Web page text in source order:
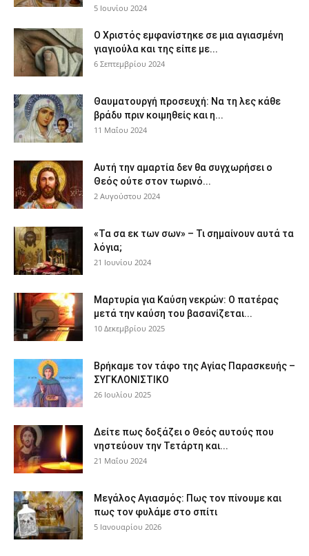
5 Ιουνίου 2024
Ο Χριστός εμφανίστηκε σε μια αγιασμένη
γιαγιούλα και της είπε με...
6 Σεπτεμβρίου 2024
Θαυματουργή προσευχή: Να τη λες κάθε
βράδυ πριν κοιμηθείς και η...
11 Μαΐου 2024
Αυτή την αμαρτία δεν θα συγχωρήσει ο
Θεός ούτε στον τωρινό...
2 Αυγούστου 2024
«Τα σα εκ των σων» – Τι σημαίνουν αυτά τα
λόγια;
21 Ιουνίου 2024
Μαρτυρία για Καύση νεκρών: Ο πατέρας
μετά την καύση του βασανίζεται...
10 Δεκεμβρίου 2025
Βρήκαμε τον τάφο της Αγίας Παρασκευής –
ΣΥΓΚΛΟΝΙΣΤΙΚΟ
26 Ιουλίου 2025
Δείτε πως δοξάζει ο Θεός αυτούς που
νηστεύουν την Τετάρτη και...
21 Μαΐου 2024
Μεγάλος Αγιασμός: Πως τον πίνουμε και
πως τον φυλάμε στο σπίτι
5 Ιανουαρίου 2026